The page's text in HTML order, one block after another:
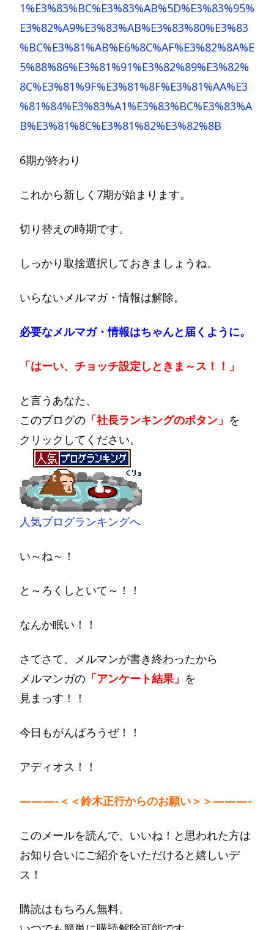
1%E3%83%BC%E3%83%AB%5D%E3%83%95%
E3%82%A9%E3%83%AB%E3%83%80%E3%83
%BC%E3%81%AB%E6%8C%AF%E3%82%8A%E
5%88%86%E3%81%91%E3%82%89%E3%82%
8C%E3%81%9F%E3%81%8F%E3%81%AA%E3
%81%84%E3%83%A1%E3%83%BC%E3%83%A
B%E3%81%8C%E3%81%82%E3%82%8B
6期が終わり
これから新しく7期が始まります。
切り替えの時期です。
しっかり取捨選択しておきましょうね。
いらないメルマガ・情報は解除。
必要なメルマガ・情報はちゃんと届くように。
「はーい、チョッチ設定しときま～ス！！」
と言うあなた、
このブログの 「社長ランキングのボタン」 を
クリックしてください。
人気ブログランキングへ
い～ね～！
と～ろくしといて～！！
なんか眠い！！
さてさて、メルマンが書き終わったから
メルマンガの 「アンケート結果」 を
見まっす！！
今日もがんばろうぜ！！
アディオス！！
———-＜＜鈴木正行からのお願い＞＞———-
このメールを読んで、いいね！と思われた方は
お知り合いにご紹介をいただけると嬉しいデ
ス！
購読はもちろん無料。